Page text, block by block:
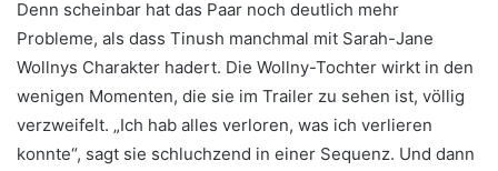
Denn scheinbar hat das Paar noch deutlich mehr
Probleme, als dass Tinush manchmal mit Sarah-Jane
Wollnys Charakter hadert. Die Wollny-Tochter wirkt in den
wenigen Momenten, die sie im Trailer zu sehen ist, völlig
verzweifelt. „Ich hab alles verloren, was ich verlieren
konnte“, sagt sie schluchzend in einer Sequenz. Und dann